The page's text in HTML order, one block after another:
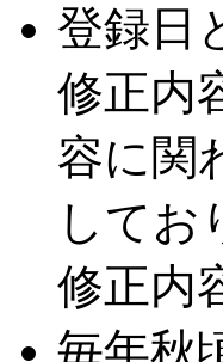
登録日
修正内
容に関
してお
修正内
毎年秋